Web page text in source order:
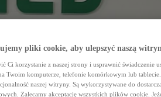
pliki cookie, aby ulepszyć naszą
Ci korzystanie z naszej strony i usprawnić świadczenie
Twoim komputerze, telefonie komórkowym lub
naszej witryny. Są wykorzystywane do
Zalecamy akceptację wszystkich plików cookie.